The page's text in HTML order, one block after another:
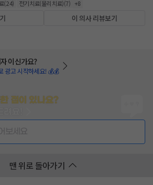
(24) 전기치료(물리치료)(7) +8
이 의사 리뷰보기
이신가요?
광고 시작하세요! 💰💰
점이 있나요?
맨 위로 돌아가기